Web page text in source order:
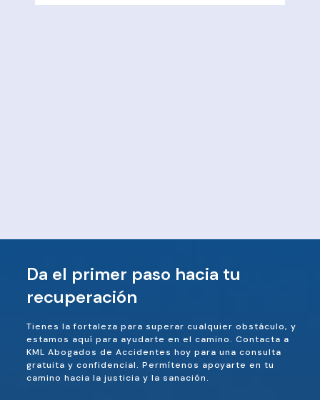
Da el primer paso hacia tu
recuperación
Tienes la fortaleza para superar cualquier obstáculo, y
estamos aquí para ayudarte en el camino. Contacta a
KML Abogados de Accidentes hoy para una consulta
gratuita y confidencial. Permítenos apoyarte en tu
camino hacia la justicia y la sanación.